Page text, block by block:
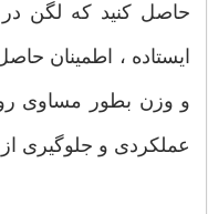
حاصل کنید که لگن
ایستاده ، اطمینان
و وزن بطور مساوی
عملکردی و جلوگیری